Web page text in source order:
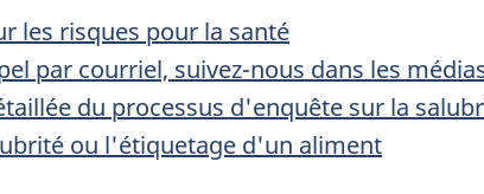
les risques pour la santé
par courriel, suivez-nous dans les
du processus d'enquête sur la
ou l'étiquetage d'un aliment